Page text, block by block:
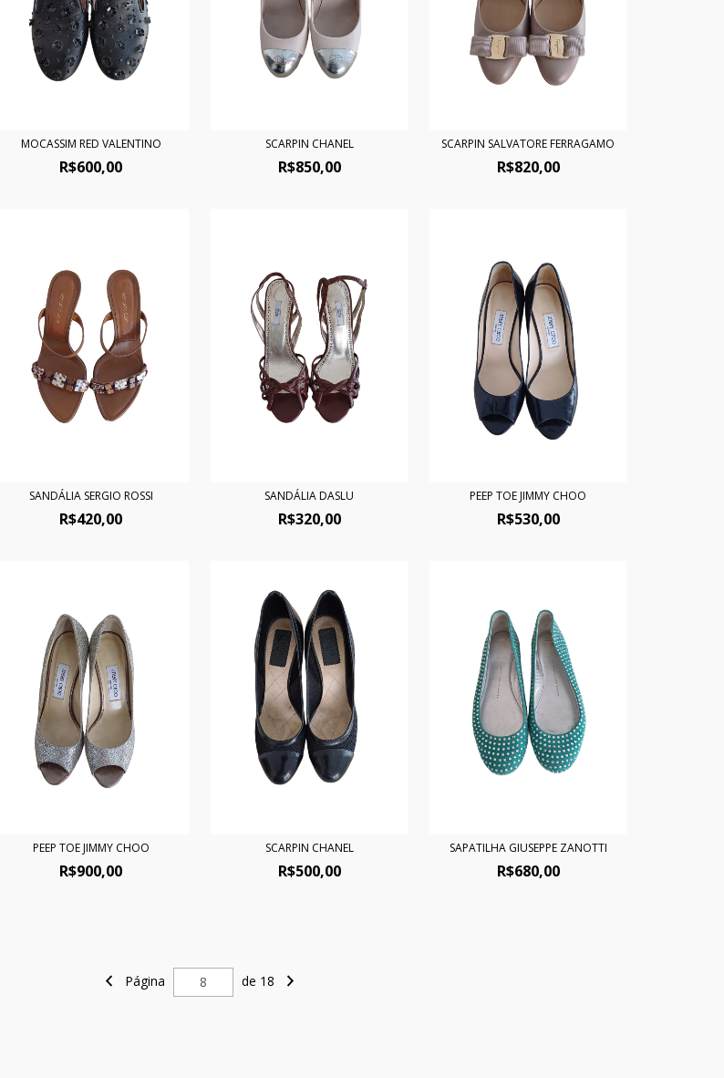
MOCASSIM RED VALENTINO
R$600,00
SCARPIN CHANEL
R$850,00
SCARPIN SALVATORE FERRAGAMO
R$820,00
SANDÁLIA SERGIO ROSSI
R$420,00
SANDÁLIA DASLU
R$320,00
PEEP TOE JIMMY CHOO
R$530,00
PEEP TOE JIMMY CHOO
R$900,00
SCARPIN CHANEL
R$500,00
SAPATILHA GIUSEPPE ZANOTTI
R$680,00
Página de 18